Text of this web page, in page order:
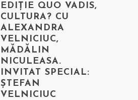
EDIȚIE QUO VADIS,
CULTURA? CU
ALEXANDRA
VELNICIUC,
MĂDĂLIN
NICULEASA.
INVITAT SPECIAL:
ȘTEFAN
VELNICIUC